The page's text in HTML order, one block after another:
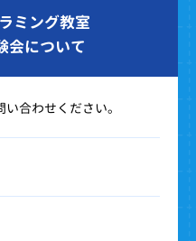
ミング教室
会について
合わせください。